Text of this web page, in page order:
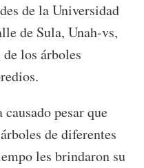
de la Universidad
de Sula, Unah-vs,
los árboles
pesar que
de diferentes
les brindaron su